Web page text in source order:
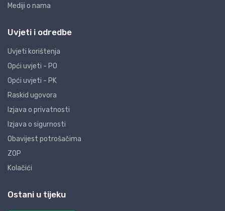
Mediji o nama
Uvjeti i odredbe
Uvjeti korištenja
Opći uvjeti - PO
Opći uvjeti - PK
Raskid ugovora
Izjava o privatnosti
Izjava o sigurnosti
Obavijest potrošačima
ZOP
Kolačići
Ostani u tijeku